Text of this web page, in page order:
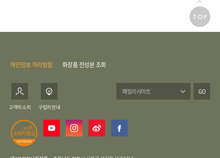
TOP
개인정보 처리방침 화장품 전성분 조회
고객의 소리 구입처 안내
GO